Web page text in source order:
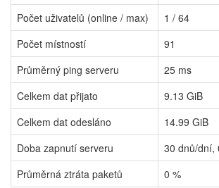
Počet uživatelů (online / max)
1 / 64
Počet místností
91
Průměrný ping serveru
25 ms
Celkem dat přijato
9.13 GiB
Celkem dat odesláno
14.99 GiB
Doba zapnutí serveru
30 dnů/dní,
Průměrná ztráta paketů
0 %